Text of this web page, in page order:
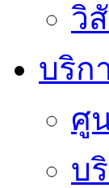
วิ
บริก
ศู
บ